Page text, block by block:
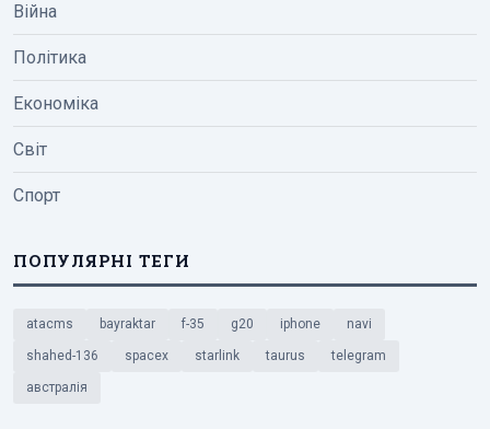
Війна
Політика
Економіка
Світ
Спорт
ПОПУЛЯРНІ ТЕГИ
atacms bayraktar f-35 g20 iphone navi
shahed-136 spacex starlink taurus telegram
австралія